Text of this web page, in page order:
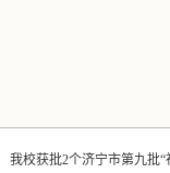
我校获批2个济宁市第九批